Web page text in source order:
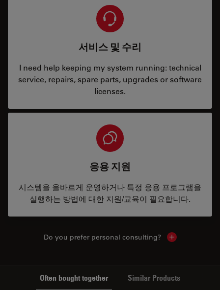
서비스 및 수리
I need help keeping my system running: technical
service, repairs, spare parts, upgrades or software
licenses.
응용 지원
시스템을 올바르게 운영하거나 특정 응용 프로그램을
실행하는 방법에 대한 지원/교육이 필요합니다.
Do you prefer personal consulting? Show local
Often bought together Similar Products